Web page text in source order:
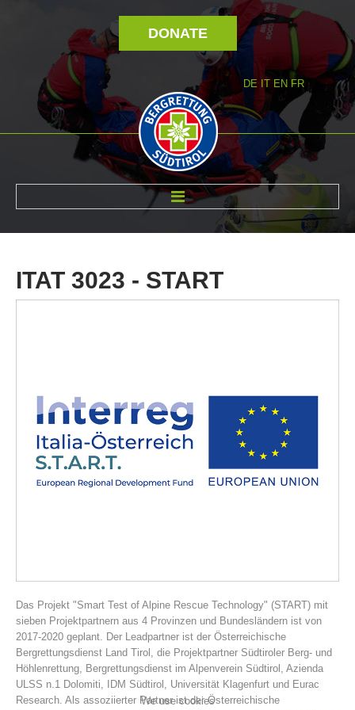
DONATE
DE IT EN FR
ITAT 3023 - START
Das Projekt "Smart Test of Alpine Rescue Technology" (START) mit
sieben Projektpartnern aus 4 Provinzen und Bundesländern ist von
2017-2020 geplant. Der Leadpartner ist der Österreichische
Bergrettungsdienst Land Tirol, die Projektpartner Südtiroler Berg- und
Höhlenrettung, Bergrettungsdienst im Alpenverein Südtirol, Azienda
ULSS n.1 Dolomiti, IDM Südtirol, Universität Klagenfurt und Eurac
Research. Als assoziierter Partner ist der Österreichische
We use cookies